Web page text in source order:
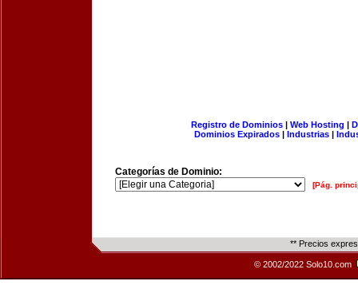
Registro de Dominios| Web Hosting |
Dominios Expirados | Industrias |
Categorías de Dominio:
[Pág.
** Precios
© 2002/2022 Solo10.com